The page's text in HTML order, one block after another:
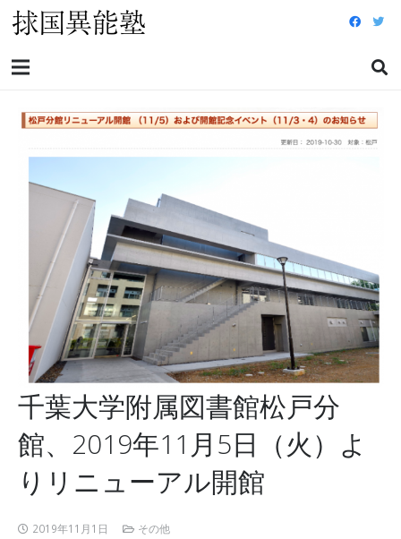
千葉大学附属図書館松戸分
館、2019年11月5日（火）よ
りリニューアル開館
2019年11月1日 その他